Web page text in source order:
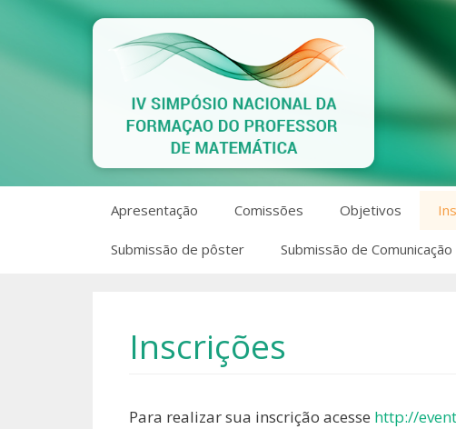
conteúdo
Apresentação Comissões Objetivos
Submissão de pôster Submissão de Comunicação
Inscrições
Para realizar sua inscrição acesse http://